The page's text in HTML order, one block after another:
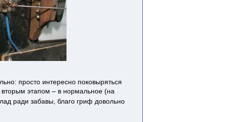
просто интересно поковыряться
этапом – в нормальное (на
ради забавы, благо гриф довольно